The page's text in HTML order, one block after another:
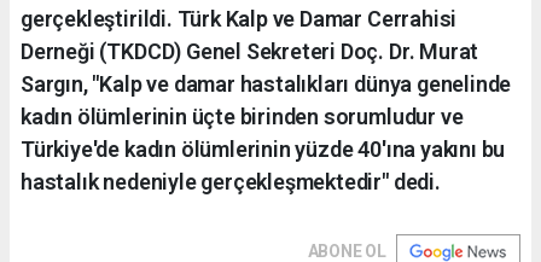
gerçekleştirildi. Türk Kalp ve Damar Cerrahisi
Derneği (TKDCD) Genel Sekreteri Doç. Dr. Murat
Sargın, "Kalp ve damar hastalıkları dünya genelinde
kadın ölümlerinin üçte birinden sorumludur ve
Türkiye'de kadın ölümlerinin yüzde 40'ına yakını bu
hastalık nedeniyle gerçekleşmektedir" dedi.
ABONE OL